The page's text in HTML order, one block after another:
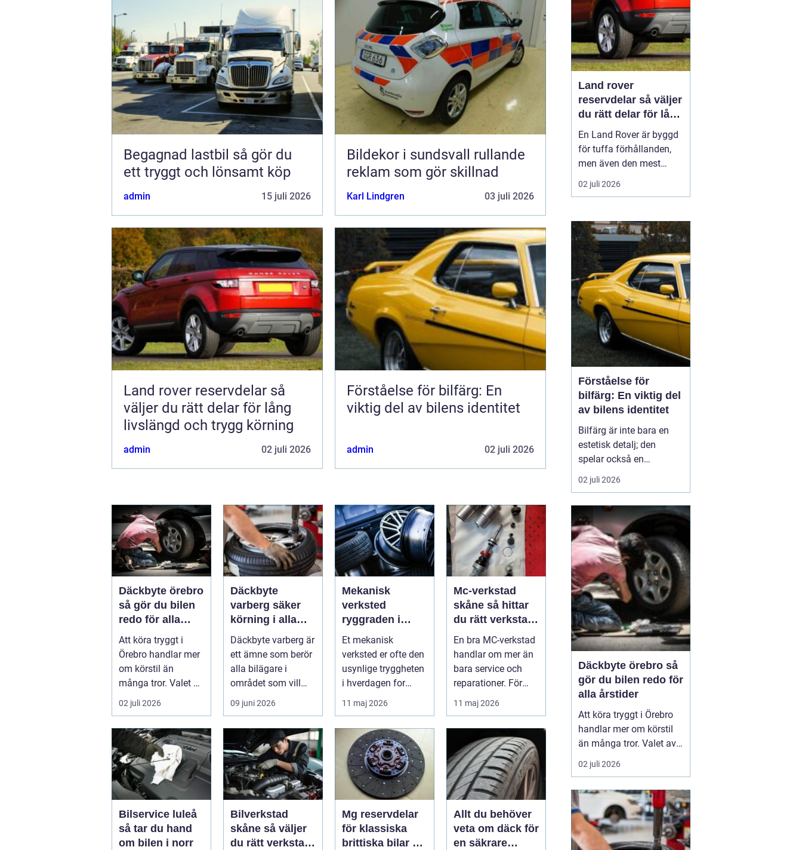
Begagnad lastbil så gör du
ett tryggt och lönsamt köp
admin 15 juli 2026
Bildekor i sundsvall rullande
reklam som gör skillnad
Karl Lindgren 03 juli 2026
Land rover reservdelar så
väljer du rätt delar för lång
livslängd och trygg körning
admin 02 juli 2026
Förståelse för bilfärg: En
viktig del av bilens identitet
admin 02 juli 2026
Däckbyte örebro
så gör du bilen
redo för alla
årstider
Att köra tryggt i
Örebro handlar mer
om körstil än
många tror. Valet av
däck, när de byts
och hur de...
02 juli 2026
Däckbyte
varberg säker
körning i alla
säsonger
Däckbyte varberg är
ett ämne som berör
alla bilägare i
området som vill
köra säkert året om.
När väd...
09 juni 2026
Mekanisk
verksted
ryggraden i
moderne
maskinpark
Et mekanisk
verksted er ofte den
usynlige tryggheten
i hverdagen for
både næringsliv og
privatperson...
11 maj 2026
Mc-verkstad
skåne så hittar
du rätt verkstad
för din
motorcykel
En bra MC-verkstad
handlar om mer än
bara service och
reparationer. För
många förare i
Skåne är verk...
11 maj 2026
Bilservice luleå
så tar du hand
om bilen i norr
Bilverkstad
skåne så väljer
du rätt verkstad
Mg reservdelar
för klassiska
brittiska bilar så
Allt du behöver
veta om däck för
en säkrare
utanför kundens en...
Land rover
reservdelar så väljer
du rätt delar för lång
livslängd och trygg
körning
En Land Rover är byggd
för tuffa förhållanden,
men även den mest
robusta bilen slits med
tiden. Bromsar,
packningar och
elektronik påverkas av år
av vardagskörning,
terräng och vägsalt. För
att bilen ska behålla sin
styrka och säkerh...
02 juli 2026
Förståelse för
bilfärg: En viktig del
av bilens identitet
Bilfärg är inte bara en
estetisk detalj; den
spelar också en
avgörande roll för bilens
övergripande identitet
bilfärgen kan påverka
hur en bil uppfattas,
stärka dess mär...
02 juli 2026
Däckbyte örebro så
gör du bilen redo för
alla årstider
Att köra tryggt i Örebro
handlar mer om körstil
än många tror. Valet av
däck, när de byts och hur
de monteras spelar en
säkerheten. Vädret i
Närke skiftar snabbt,
med kalla vintrar, blöta
vårvägar och varma
02 juli 2026